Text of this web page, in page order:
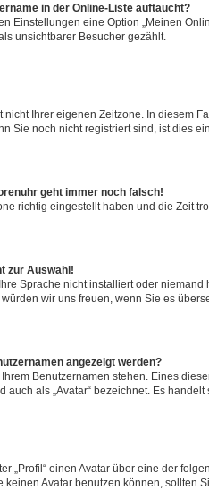
in der Online-Liste auftaucht?
Einstellungen eine Option „Meinen
unsichtbarer Besucher gezählt.
Ihrer eigenen Zeitzone. In diesem
Sie noch nicht registriert sind, ist dies
geht immer noch falsch!
richtig eingestellt haben und die Zeit
zur Auswahl!
Sprache nicht installiert oder
wir uns freuen, wenn Sie es
angezeigt werden?
Benutzernamen stehen. Eines
als „Avatar“ bezeichnet. Es
„Profil“ einen Avatar über eine der
Avatar benutzen können, sollten